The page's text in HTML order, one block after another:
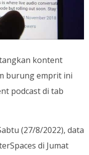
kontent
burung emprit ini
podcast di tab
(27/8/2022), data
di Jumat